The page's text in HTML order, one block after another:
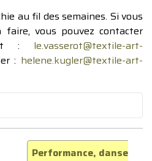
au fil des semaines. Si vous
vous pouvez contacter
: le.vasserot@textile-art-
: helene.kugler@textile-art-
Performance, danse